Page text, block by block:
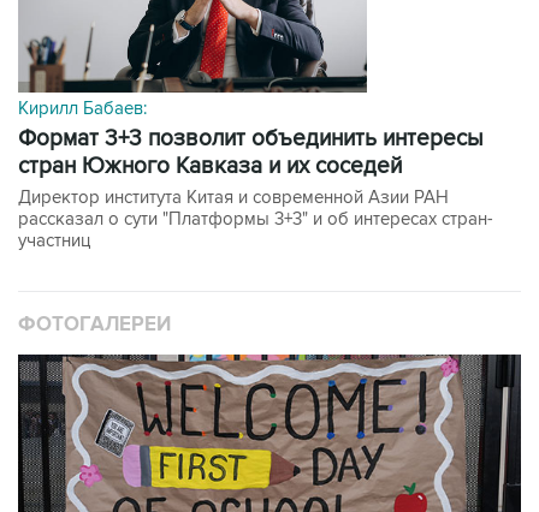
Кирилл Бабаев:
формат 3+3 позволит объединить интересы
стран Южного Кавказа и их соседей
Директор института Китая и современной Азии РАН
рассказал о сути "Платформы 3+3" и об интересах стран-
участниц
ФОТОГАЛЕРЕИ